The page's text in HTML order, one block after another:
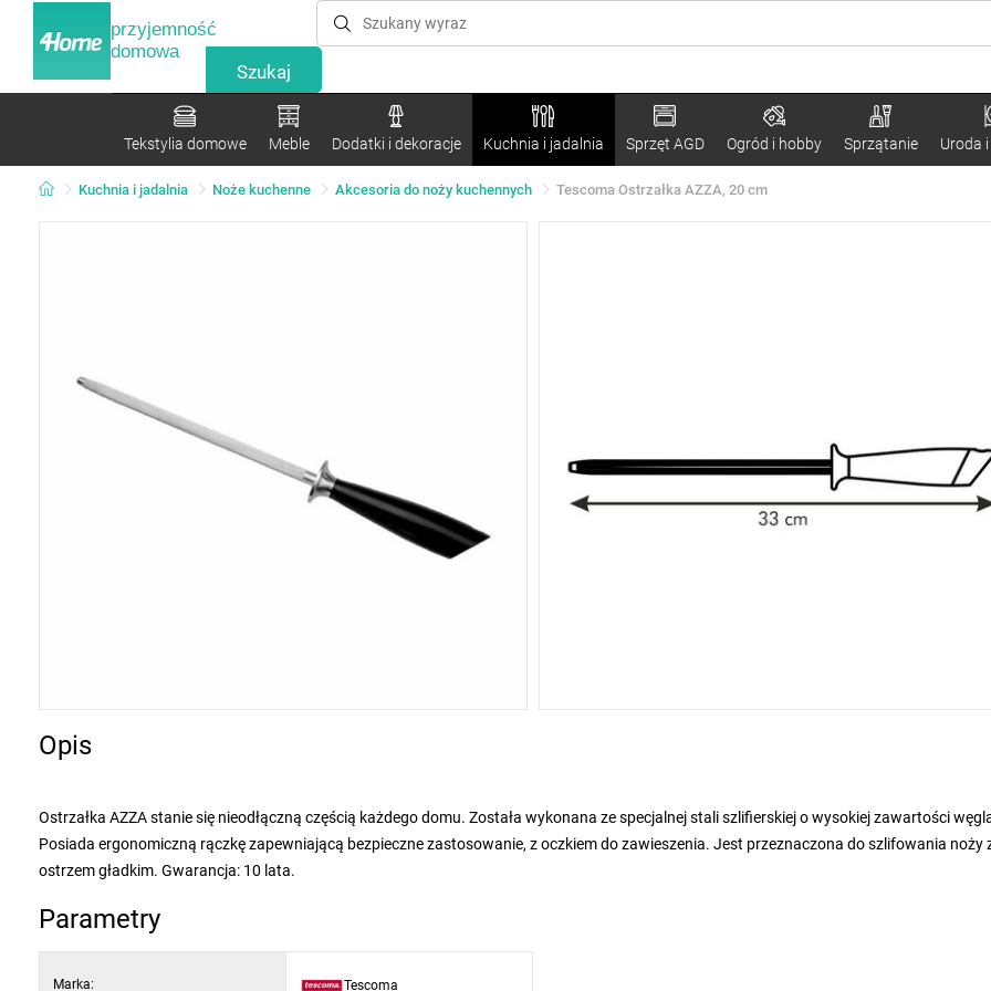
przyjemność
domowa
Tekstylia domowe Meble Dodatki i dekoracje Kuchnia i jadalnia Sprzęt AGD Ogród i hobby Sprzątanie Uroda
Kuchnia i jadalnia Noże kuchenne Akcesoria do noży kuchennych Tescoma Ostrzałka AZZA, 20 cm
Opis
Ostrzałka AZZA stanie się nieodłączną częścią każdego domu. Została wykonana ze specjalnej stali szlifierskiej o wysokiej zawartości
Posiada ergonomiczną rączkę zapewniającą bezpieczne zastosowanie, z oczkiem do zawieszenia. Jest przeznaczona do szlifowania noży
ostrzem gładkim. Gwarancja: 10 lata.
Parametry
Marka: Tescoma